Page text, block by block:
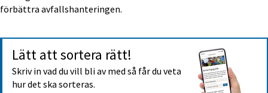
förbättra avfallshanteringen.
Lätt att sortera rätt!
Skriv in vad du vill bli av med så får du veta
hur det ska sorteras.